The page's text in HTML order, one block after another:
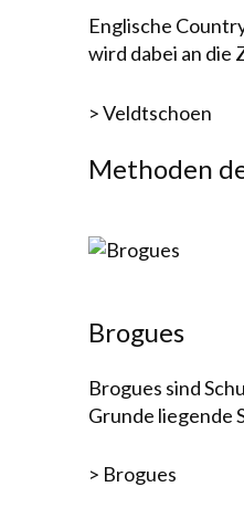
Englische
wird da­bei an die
> Veldtschoen
Methoden
Brogues
Brogues sind
Grunde liegende
> Brogues